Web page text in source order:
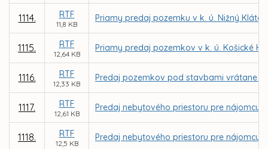
1114. RTF
11,8 KB
Priamy predaj pozemku v k. ú. Nižný
1115. RTF
12,64 KB
Priamy predaj pozemkov v k. ú. Košické
1116. RTF
12,33 KB
Predaj pozemkov pod stavbami vrátane
1117. RTF
12,61 KB
Predaj nebytového priestoru pre nájomcu
1118. RTF
12,5 KB
Predaj nebytového priestoru pre nájomcu